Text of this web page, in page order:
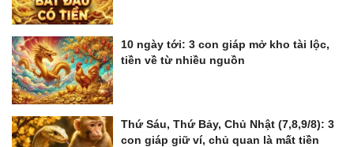
10 ngày tới: 3 con giáp mở kho tài lộc,
tiền về từ nhiều nguồn
Thứ Sáu, Thứ Bảy, Chủ Nhật (7,8,9/8): 3
con giáp giữ ví, chủ quan là mất tiền